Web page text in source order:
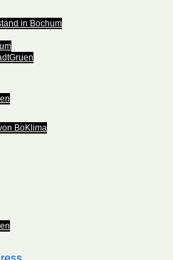
in Bochum
BoKlima